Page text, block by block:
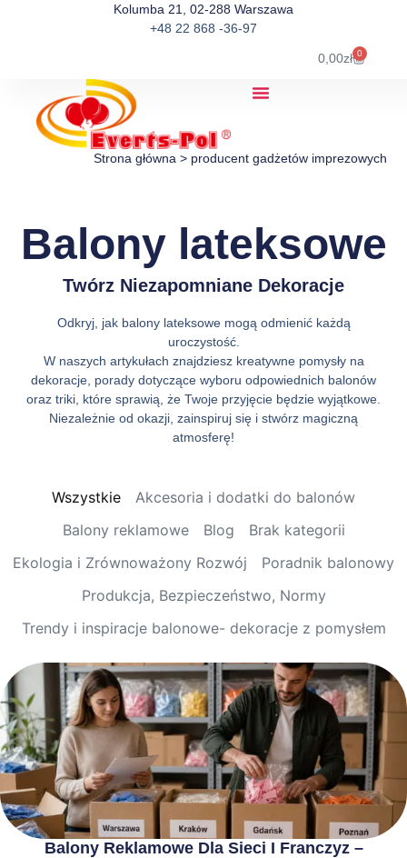
Kolumba 21, 02-288 Warszawa
+48 22 868 -36-97
0,00zł 0
Strona główna > producent gadżetów imprezowych
Balony lateksowe
Twórz Niezapomniane Dekoracje
Odkryj, jak balony lateksowe mogą odmienić każdą
uroczystość.
W naszych artykułach znajdziesz kreatywne pomysły na
dekoracje, porady dotyczące wyboru odpowiednich balonów
oraz triki, które sprawią, że Twoje przyjęcie będzie wyjątkowe.
Niezależnie od okazji, zainspiruj się i stwórz magiczną
atmosferę!
Akcesoria i dodatki do balonów
Balony reklamowe
Blog
Brak kategorii
Ekologia i Zrównoważony Rozwój
Poradnik balonowy
Produkcja, Bezpieczeństwo, Normy
Trendy i inspiracje balonowe- dekoracje z pomysłem
Wszystkie
Balony Reklamowe Dla Sieci I Franczyz –